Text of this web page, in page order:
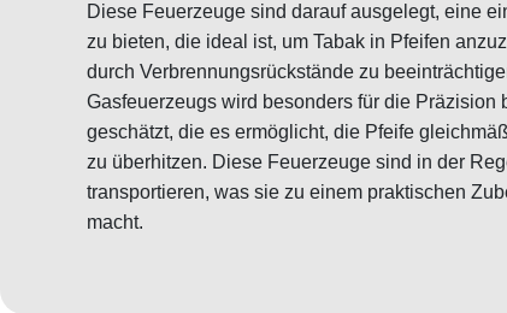
Diese Feuerzeuge sind darauf ausgelegt, eine
zu bieten, die ideal ist, um Tabak in Pfeifen
durch Verbrennungsrückstände zu
Gasfeuerzeugs wird besonders für die Präzision
geschätzt, die es ermöglicht, die Pfeife
zu überhitzen. Diese Feuerzeuge sind in der
transportieren, was sie zu einem praktischen
macht.